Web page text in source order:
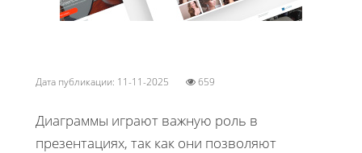
Дата публикации: 11-11-2025 659
Диаграммы играют важную роль в
презентациях, так как они позволяют